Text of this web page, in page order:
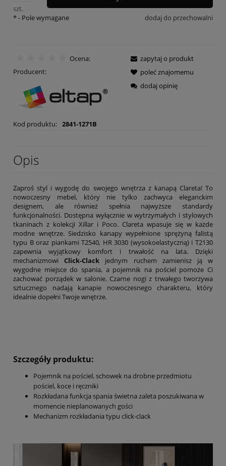
szt.
dodaj do przechowalni
*- Pole wymagane
Ocena:
Producent:
Kod produktu: 2841-1271B
zapytaj o produkt
poleć znajomemu
dodaj opinię
Opis
Zaproś styl i wygodę do swojego wnętrza z kanapą Clareta! To
nowoczesny mebel, który nie tylko zachwyca eleganckim
designem, ale również spełnia najwyższe standardy
funkcjonalności. Dostępna wyłącznie w wytrzymałych i stylowych
tkaninach z kolekcji Xillar i Poco. Clareta wpasuje się w każde
modne wnętrze. Siedzisko kanapy wypełnione sprężyną falistą
typu B oraz piankami T2540, HR 3030 (wysokoelastyczną) i T2130
zapewnia wyjątkowy komfort i trwałość na lata. Dzięki
mechanizmowiClick-Clack jednym ruchem zamienisz ją w
wygodne miejsce do spania, a pojemnik na pościel pomoże Ci
zachować porządek w salonie. Czarne nogi z trwałego tworzywa
sztucznego nadają kanapie nowoczesnego charakteru, który
idealnie dopełni Twoje wnętrze.
Szczegóły produktu:
Pojemnik na pościel, schowek na drobne przedmiotu
pościel, koce i ręczniki
Rozkładana funkcja spania świetna zaleta poszukiwana w
momencie nieplanowanych gości
Mechanizm rozkładania typu click-clack